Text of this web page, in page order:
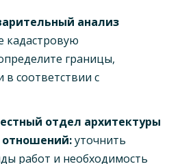
анализ
кадастровую
границы,
соответствии с
отдел архитектуры
уточнить
работ и необходимость